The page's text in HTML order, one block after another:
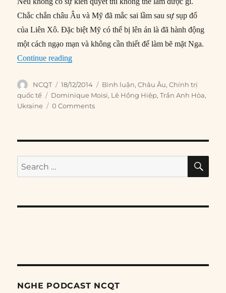
Chắc chắn châu Âu và Mỹ đã mắc sai lầm sau sự sụp đổ
của Liên Xô. Đặc biệt Mỹ có thể bị lên án là đã hành động
một cách ngạo mạn và không cần thiết để làm bẽ mặt Nga.
Continue reading“Cách đạt được thỏa hiệp với Putin”
Author
NCQT
Posted
on
18/12/2014 Categories
Bình luận,Châu Âu,Chính trị
quốc tế
Tags
Dominique Moisi, Lê Hồng Hiệp,Trần Anh Hòa,
Ukraine
0 Comments
Search
for:
NGHE PODCAST NCQT